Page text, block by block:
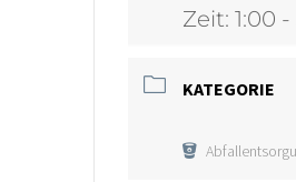
Zeit: 1:00
KATEGORIE